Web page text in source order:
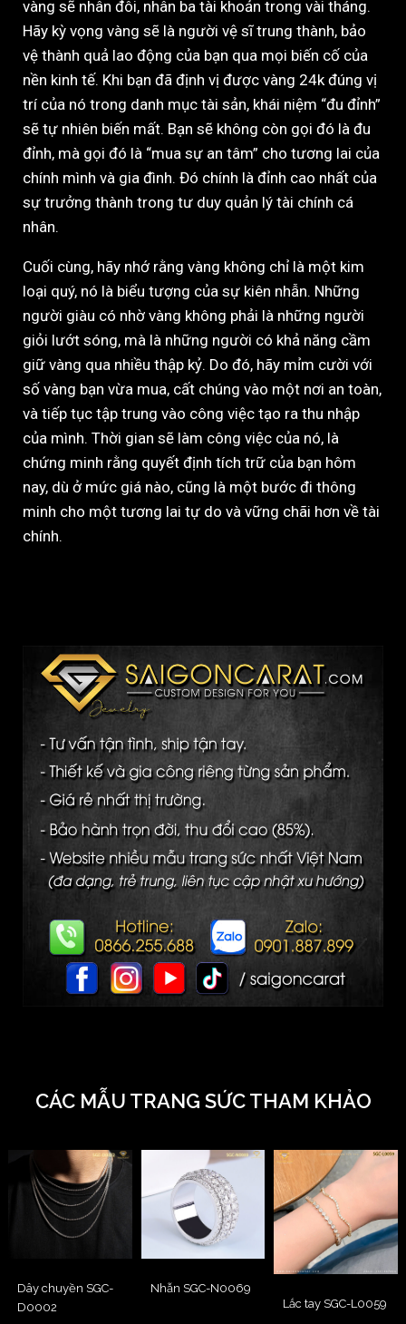
vàng sẽ nhân đôi, nhân ba tài khoản trong vài tháng.
Hãy kỳ vọng vàng sẽ là người vệ sĩ trung thành, bảo
vệ thành quả lao động của bạn qua mọi biến cố của
nền kinh tế. Khi bạn đã định vị được vàng 24k đúng vị
trí của nó trong danh mục tài sản, khái niệm “đu đỉnh”
sẽ tự nhiên biến mất. Bạn sẽ không còn gọi đó là đu
đỉnh, mà gọi đó là “mua sự an tâm” cho tương lai của
chính mình và gia đình. Đó chính là đỉnh cao nhất của
sự trưởng thành trong tư duy quản lý tài chính cá
nhân.
Cuối cùng, hãy nhớ rằng vàng không chỉ là một kim
loại quý, nó là biểu tượng của sự kiên nhẫn. Những
người giàu có nhờ vàng không phải là những người
giỏi lướt sóng, mà là những người có khả năng cầm
giữ vàng qua nhiều thập kỷ. Do đó, hãy mỉm cười với
số vàng bạn vừa mua, cất chúng vào một nơi an toàn,
và tiếp tục tập trung vào công việc tạo ra thu nhập
của mình. Thời gian sẽ làm công việc của nó, là
chứng minh rằng quyết định tích trữ của bạn hôm
nay, dù ở mức giá nào, cũng là một bước đi thông
minh cho một tương lai tự do và vững chãi hơn về tài
chính.
CÁC MẪU TRANG SỨC THAM KHẢO
Dây chuyền SGC-
D0002
Nhẫn SGC-N0069
Lắc tay SGC-L0059